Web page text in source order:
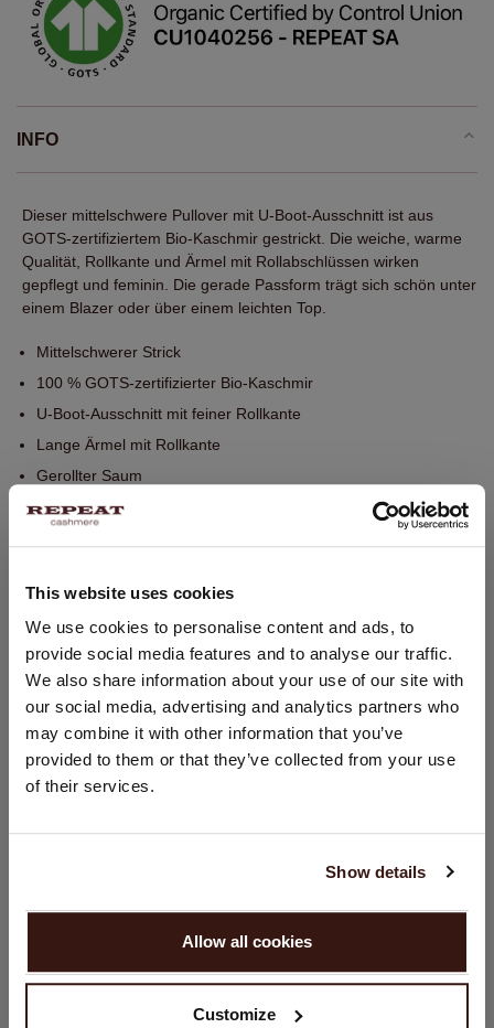
This website uses cookies
We use cookies to personalise content and ads, to
provide social media features and to analyse our traffic.
We also share information about your use of our site with
our social media, advertising and analytics partners who
may combine it with other information that you’ve
provided to them or that they’ve collected from your use
of their services.
Show details
Allow all cookies
Customize
INFO
Dieser mittelschwere Pullover mit U-Boot-Ausschnitt ist aus
GOTS-zertifiziertem Bio-Kaschmir gestrickt. Die weiche, warme
Qualität, Rollkante und Ärmel mit Rollabschlüssen wirken
gepflegt und feminin. Die gerade Passform trägt sich schön unter
einem Blazer oder über einem leichten Top.
Mittelschwerer Strick
100 % GOTS-zertifizierter Bio-Kaschmir
U-Boot-Ausschnitt mit feiner Rollkante
Lange Ärmel mit Rollkante
Gerollter Saum
Gerader Schnitt
GRÖSSE & SCHNITT
PFLEGEHINWEISE
VERSAND & RÜCKGABE
STANDORT ÄNDERN
Sie besuchen Repeat cashmere von Niederlande (€) aus.
Möchten Sie Ihre Standort aktualisieren?
Vereinigte Staaten ($)
WEITER